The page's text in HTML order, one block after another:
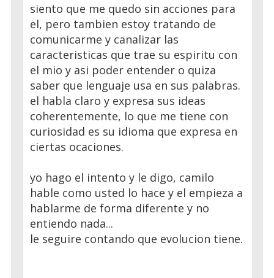
siento que me quedo sin acciones para
el, pero tambien estoy tratando de
comunicarme y canalizar las
caracteristicas que trae su espiritu con
el mio y asi poder entender o quiza
saber que lenguaje usa en sus palabras.
el habla claro y expresa sus ideas
coherentemente, lo que me tiene con
curiosidad es su idioma que expresa en
ciertas ocaciones.
yo hago el intento y le digo, camilo
hable como usted lo hace y el empieza a
hablarme de forma diferente y no
entiendo nada...
le seguire contando que evolucion tiene.